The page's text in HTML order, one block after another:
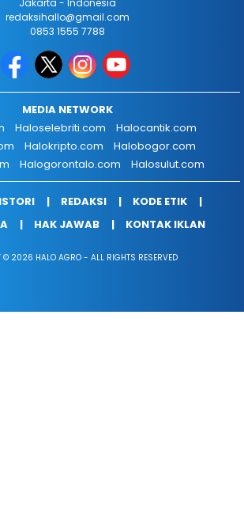
redaksihallo@gmail.com
0853 1555 7788
MEDIA NETWORK
Haloselebriti.com
Halocantik.com
Halokripto.com
Halobogor.com
Halogorontalo.com Halosulut.com
REDAKSI
KODE ETIK
HAK JAWAB KONTAK IKLAN
© 2026 HALO AGRO - ALL RIGHTS RESERVED